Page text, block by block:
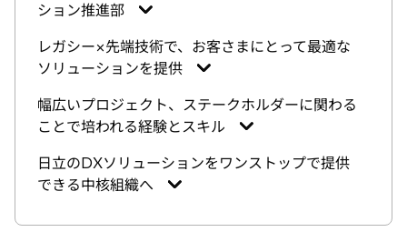
ション推進部
レガシー×先端技術で、お客さまにとって最適な
ソリューションを提供
幅広いプロジェクト、ステークホルダーに関わる
ことで培われる経験とスキル
日立のDXソリューションをワンストップで提供
できる中核組織へ